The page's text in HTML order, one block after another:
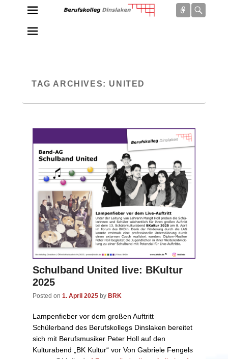
Connect
TAG ARCHIVES: UNITED
Schulband United live: BKultur
2025
Posted on 1. April 2025 by BRK
Lampenfieber vor dem großen Auftritt
Schülerband des Berufskollegs Dinslaken bereitet
sich mit Berufsmusiker Peter Holl auf den
Kulturabend „BK Kultur“ vor Von Gabriele Fengels